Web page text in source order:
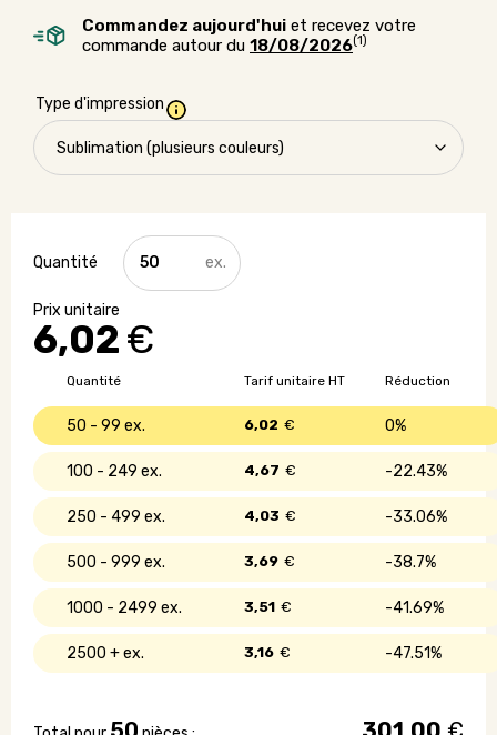
Commandez aujourd'hui et recevez votre
commande autour du 18/08/2026(1)
Type d'impression
6,02€
quantité
de
Mug
céramique
classique
Quantité Réduction
Tarif unitaire HT
50 - 99 0%
6,02 €
100 - 249 22.43%
4,67 €
250 - 499 33.06%
4,03 €
500 - 999 38.7%
3,69 €
1000 - 2499 41.69%
3,51 €
2500 + 47.51%
3,16 €